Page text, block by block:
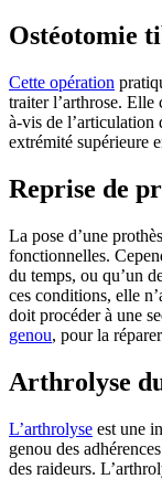
Ostéotomie
Cette opération
traiter l’arthrose.
à-vis de l’articulation
extrémité supérieure
Reprise de
La pose d’une
fonctionnelles.
du temps, ou qu’un
ces conditions, elle
doit procéder à une
genou, pour la
Arthrolyse
L’arthrolyse est une
genou des
des raideurs.